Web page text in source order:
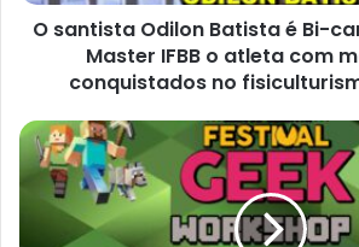
IFBB
mais
títulos
conquistados
fisiculturismo
O santista Odilon Batista é Bi-
Master IFBB o atleta com
conquistados no
Sábado
12/11
minecraft